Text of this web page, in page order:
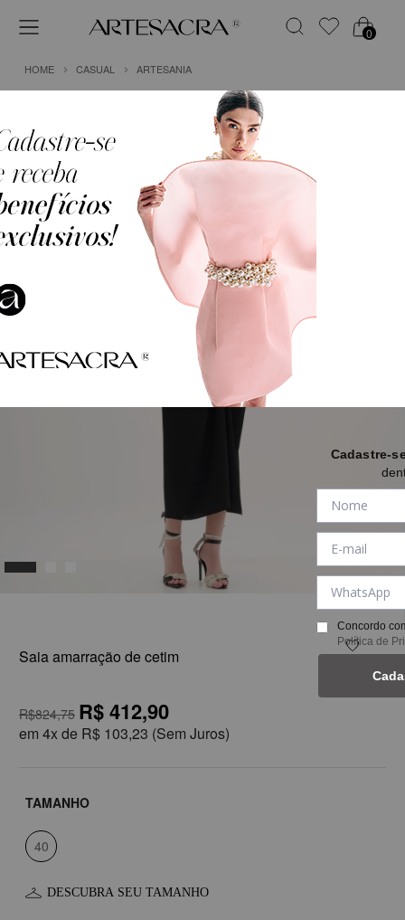
0
HOME CASUAL ARTESANIA
1
Saia amarração de cetim
R$824,75 R$ 412,90
em 4x de R$ 103,23 (Sem Juros)
TAMANHO
40
DESCUBRA SEU TAMANHO
Cadastre-
Concordo
Política de